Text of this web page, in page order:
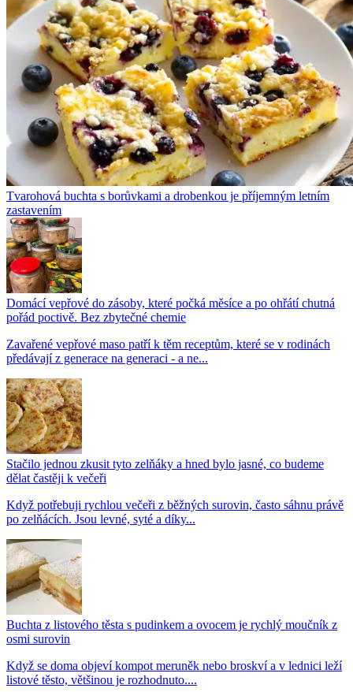
Tvarohová buchta s borůvkami a drobenkou je příjemným letním
zastavením
Domácí vepřové do zásoby, které počká měsíce a po ohřátí chutná
pořád poctivě. Bez zbytečné chemie
Zavařené vepřové maso patří k těm receptům, které se v rodinách
předávají z generace na generaci - a ne...
Stačilo jednou zkusit tyto zelňáky a hned bylo jasné, co budeme
dělat častěji k večeři
Když potřebuji rychlou večeři z běžných surovin, často sáhnu právě
po zelňácích. Jsou levné, syté a díky...
Buchta z listového těsta s pudinkem a ovocem je rychlý moučník z
osmi surovin
Když se doma objeví kompot meruněk nebo broskví a v lednici leží
listové těsto, většinou je rozhodnuto....